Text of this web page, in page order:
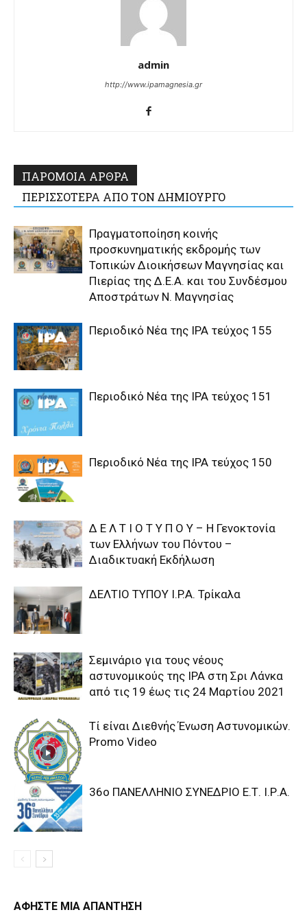
admin
http://www.ipamagnesia.gr
ΠΑΡΟΜΟΙΑ ΑΡΘΡΑ
ΠΕΡΙΣΣΟΤΕΡΑ ΑΠΟ ΤΟΝ ΔΗΜΙΟΥΡΓΟ
Πραγματοποίηση κοινής
προσκυνηματικής εκδρομής των
Τοπικών Διοικήσεων Μαγνησίας και
Πιερίας της Δ.Ε.Α. και του Συνδέσμου
Αποστράτων Ν. Μαγνησίας
Περιοδικό Νέα της IPA τεύχος 155
Περιοδικό Νέα της IPA τεύχος 151
Περιοδικό Νέα της IPA τεύχος 150
Δ Ε Λ Τ Ι Ο Τ Υ Π Ο Υ – Η Γενοκτονία
των Ελλήνων του Πόντου –
Διαδικτυακή Εκδήλωση
ΔΕΛΤΙΟ ΤΥΠΟΥ I.P.A. Τρίκαλα
Σεμινάριο για τους νέους
αστυνομικούς της IPA στη Σρι Λάνκα
από τις 19 έως τις 24 Μαρτίου 2021
Τί είναι Διεθνής Ένωση Αστυνομικών.
Promo Video
36o ΠΑΝΕΛΛΗΝΙΟ ΣΥΝΕΔΡΙΟ Ε.Τ. Ι.Ρ.Α.
ΑΦΗΣΤΕ ΜΙΑ ΑΠΑΝΤΗΣΗ